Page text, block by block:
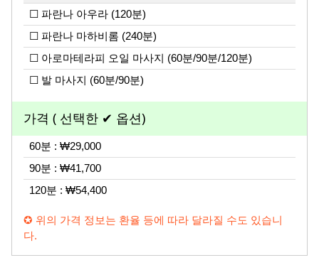
☐ 파란나 아우라 (120분)
☐ 파란나 마하비롬 (240분)
☐ 아로마테라피 오일 마사지 (60분/90분/120분)
☐ 발 마사지 (60분/90분)
가격 ( 선택한 ✔ 옵션)
60분 : ₩29,000
90분 : ₩41,700
120분 : ₩54,400
✪ 위의 가격 정보는 환율 등에 따라 달라질 수도 있습니
다.